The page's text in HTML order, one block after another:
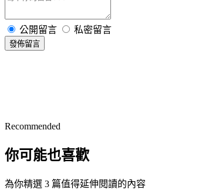
公開留言 私密留言
發佈留言
Recommended
你可能也喜歡
為你精選 3 篇值得延伸閱讀的內容